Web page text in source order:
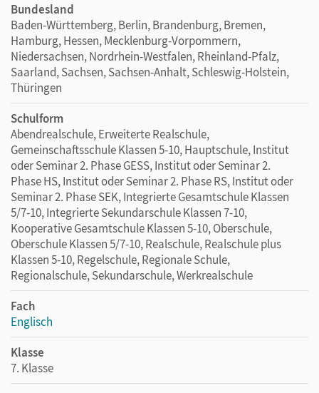
Bundesland
Baden-Württemberg, Berlin, Brandenburg, Bremen,
Hamburg, Hessen, Mecklenburg-Vorpommern,
Niedersachsen, Nordrhein-Westfalen, Rheinland-Pfalz,
Saarland, Sachsen, Sachsen-Anhalt, Schleswig-Holstein,
Thüringen
Schulform
Abendrealschule, Erweiterte Realschule,
Gemeinschaftsschule Klassen 5-10, Hauptschule, Institut
oder Seminar 2. Phase GESS, Institut oder Seminar 2.
Phase HS, Institut oder Seminar 2. Phase RS, Institut oder
Seminar 2. Phase SEK, Integrierte Gesamtschule Klassen
5/7-10, Integrierte Sekundarschule Klassen 7-10,
Kooperative Gesamtschule Klassen 5-10, Oberschule,
Oberschule Klassen 5/7-10, Realschule, Realschule plus
Klassen 5-10, Regelschule, Regionale Schule,
Regionalschule, Sekundarschule, Werkrealschule
Fach
Englisch
Klasse
7. Klasse